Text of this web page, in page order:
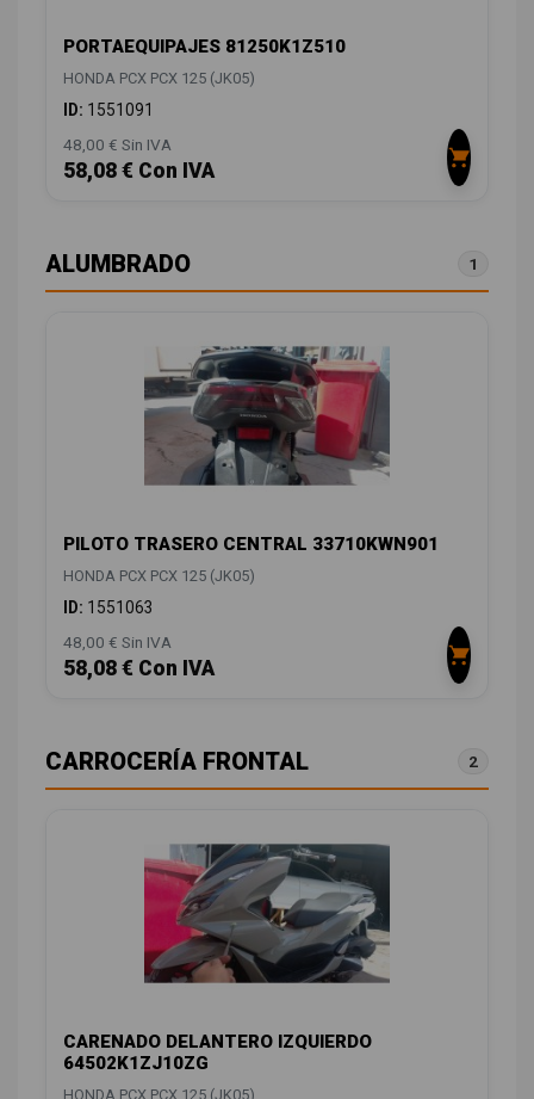
PORTAEQUIPAJES 81250K1Z510
HONDA PCX PCX 125 (JK05)
ID: 1551091
48,00 € Sin IVA
58,08 € Con IVA
ALUMBRADO 1
PILOTO TRASERO CENTRAL 33710KWN901
HONDA PCX PCX 125 (JK05)
ID: 1551063
48,00 € Sin IVA
58,08 € Con IVA
CARROCERÍA FRONTAL 2
CARENADO DELANTERO IZQUIERDO
64502K1ZJ10ZG
HONDA PCX PCX 125 (JK05)